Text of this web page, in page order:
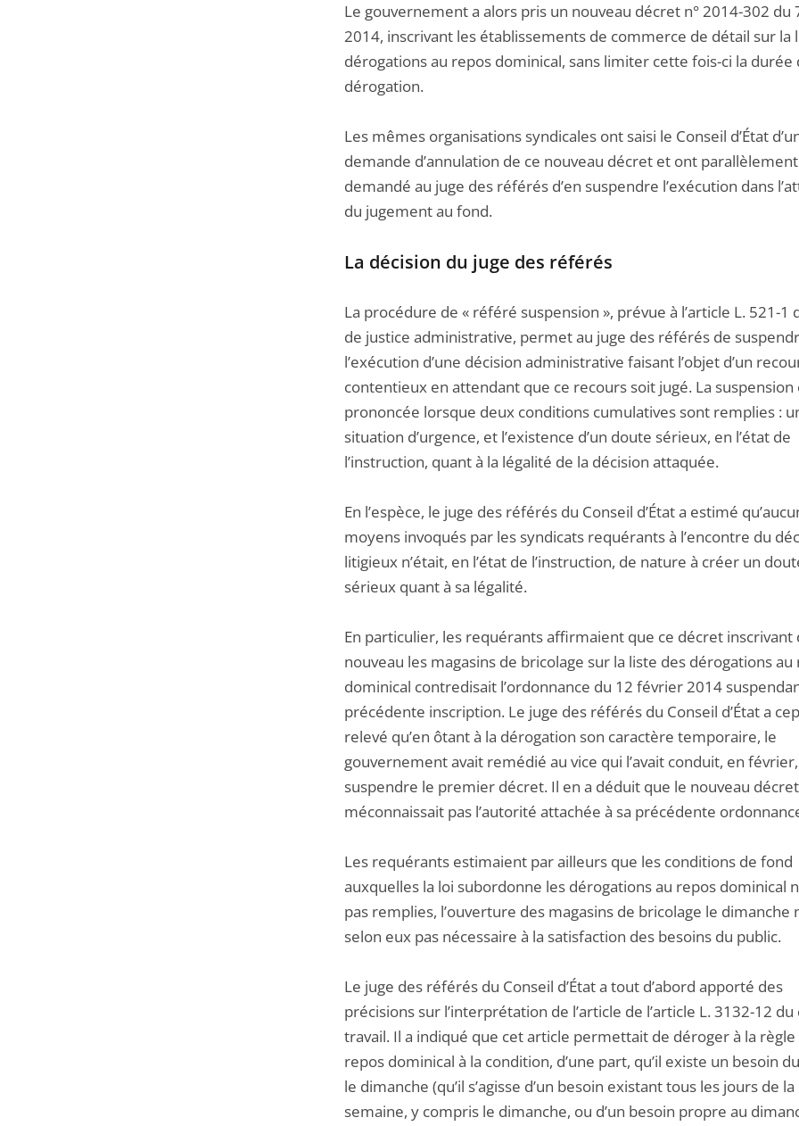
Le gouvernement a alors pris un nouveau décret n° 2014-302 du
2014, inscrivant les établissements de commerce de détail sur la
dérogations au repos dominical, sans limiter cette fois-ci la durée
dérogation.
Les mêmes organisations syndicales ont saisi le Conseil d’État
demande d’annulation de ce nouveau décret et ont parallèlement
demandé au juge des référés d’en suspendre l’exécution dans
du jugement au fond.
La décision du juge des référés
La procédure de « référé suspension », prévue à l’article L. 521-1
de justice administrative, permet au juge des référés de
l’exécution d’une décision administrative faisant l’objet d’un
contentieux en attendant que ce recours soit jugé. La suspension
prononcée lorsque deux conditions cumulatives sont remplies :
situation d’urgence, et l’existence d’un doute sérieux, en l’état de
l’instruction, quant à la légalité de la décision attaquée.
En l’espèce, le juge des référés du Conseil d’État a estimé
moyens invoqués par les syndicats requérants à l’encontre du
litigieux n’était, en l’état de l’instruction, de nature à créer un
sérieux quant à sa légalité.
En particulier, les requérants affirmaient que ce décret inscrivant
nouveau les magasins de bricolage sur la liste des dérogations au
dominical contredisait l’ordonnance du 12 février 2014
précédente inscription. Le juge des référés du Conseil d’État a
relevé qu’en ôtant à la dérogation son caractère temporaire, le
gouvernement avait remédié au vice qui l’avait conduit, en
suspendre le premier décret. Il en a déduit que le nouveau
méconnaissait pas l’autorité attachée à sa précédente
Les requérants estimaient par ailleurs que les conditions de fond
auxquelles la loi subordonne les dérogations au repos dominical
pas remplies, l’ouverture des magasins de bricolage le dimanche
selon eux pas nécessaire à la satisfaction des besoins du public.
Le juge des référés du Conseil d’État a tout d’abord apporté des
précisions sur l’interprétation de l’article de l’article L. 3132-12 du
travail. Il a indiqué que cet article permettait de déroger à la règle
repos dominical à la condition, d’une part, qu’il existe un besoin
le dimanche (qu’il s’agisse d’un besoin existant tous les jours de la
semaine, y compris le dimanche, ou d’un besoin propre au